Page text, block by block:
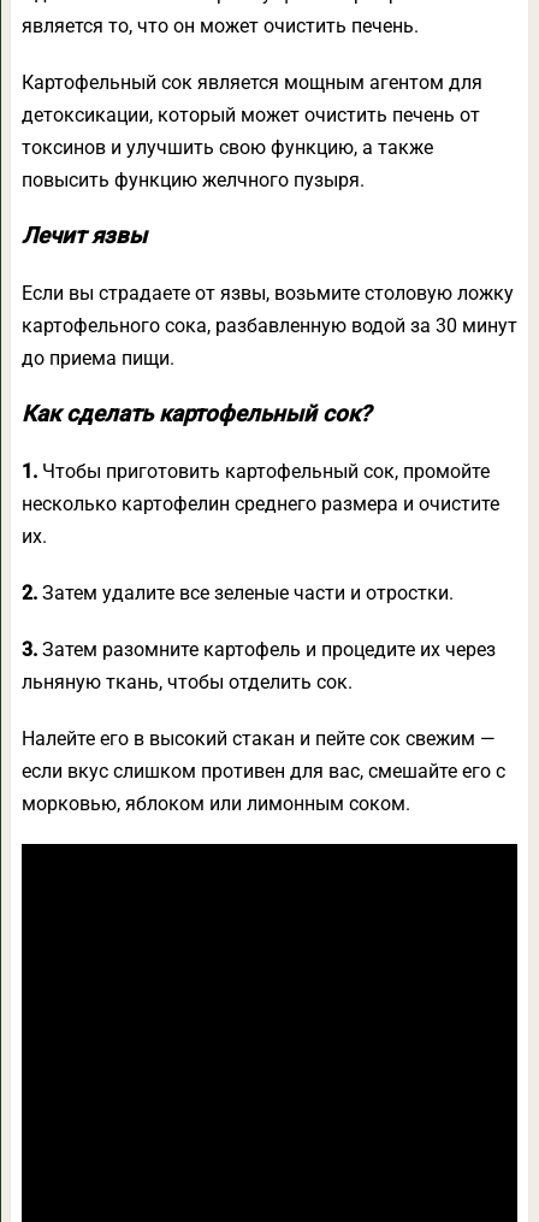
является то, что он может очистить печень.
Картофельный сок является мощным агентом для
детоксикации, который может очистить печень от
токсинов и улучшить свою функцию, а также
повысить функцию желчного пузыря.
Лечит язвы
Если вы страдаете от язвы, возьмите столовую ложку
картофельного сока, разбавленную водой за 30 минут
до приема пищи.
Как сделать картофельный сок?
1.Чтобы приготовить картофельный сок, промойте
несколько картофелин среднего размера и очистите
их.
2.Затем удалите все зеленые части и отростки.
3.Затем разомните картофель и процедите их через
льняную ткань, чтобы отделить сок.
Налейте его в высокий стакан и пейте сок свежим —
если вкус слишком противен для вас, смешайте его с
морковью, яблоком или лимонным соком.